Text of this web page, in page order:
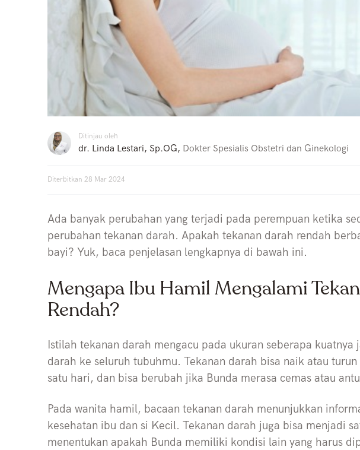
Ditinjau oleh
dr. Linda Lestari, Sp.OG, Dokter Spesialis Obstetri dan Ginekologi
Diterbitkan 28 Mar 2024
Ada banyak perubahan yang terjadi pada perempuan ketika
perubahan tekanan darah. Apakah tekanan darah rendah
bayi? Yuk, baca penjelasan lengkapnya di bawah ini.
Mengapa Ibu Hamil Mengalami
Rendah?
Istilah tekanan darah mengacu pada ukuran seberapa kuatnya
darah ke seluruh tubuhmu. Tekanan darah bisa naik atau
satu hari, dan bisa berubah jika Bunda merasa cemas atau
Pada wanita hamil, bacaan tekanan darah menunjukkan
kesehatan ibu dan si Kecil. Tekanan darah juga bisa menjadi
menentukan apakah Bunda memiliki kondisi lain yang harus